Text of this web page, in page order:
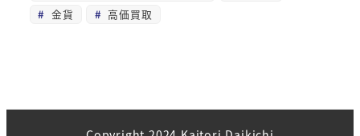
金貨
高価買取